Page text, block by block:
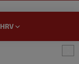
HRV